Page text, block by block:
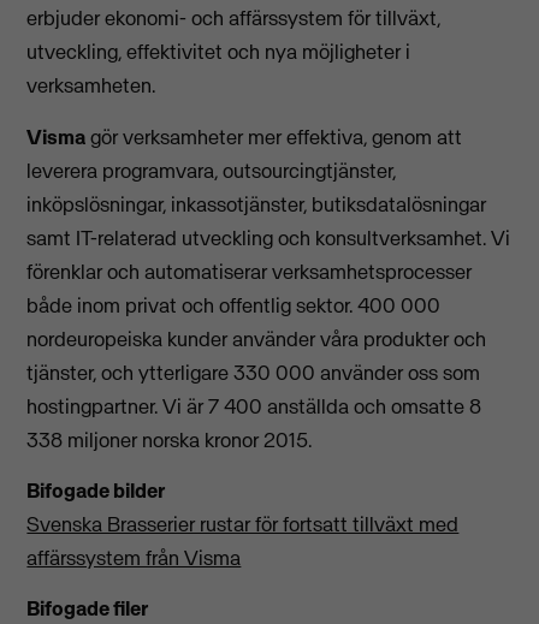
erbjuder ekonomi- och affärssystem för tillväxt,
utveckling, effektivitet och nya möjligheter i
verksamheten.
Vismagör verksamheter mer effektiva, genom att
leverera programvara, outsourcingtjänster,
inköpslösningar, inkassotjänster, butiksdatalösningar
samt IT-relaterad utveckling och konsultverksamhet. Vi
förenklar och automatiserar verksamhetsprocesser
både inom privat och offentlig sektor. 400 000
nordeuropeiska kunder använder våra produkter och
tjänster, och ytterligare 330 000 använder oss som
hostingpartner. Vi är 7 400 anställda och omsatte 8
338 miljoner norska kronor 2015.
Bifogade bilder
Svenska Brasserier rustar för fortsatt tillväxt med
affärssystem från Visma
Bifogade filer